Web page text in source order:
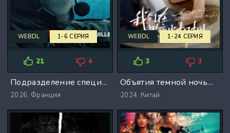
WEBDL 1-6 СЕРИЯ
21 4
Подразделение специального назначения (2026)
2026, Франция
WEBDL 1-24 СЕРИЯ
3 3
Объятия темной ночью (2024)
2024, Китай